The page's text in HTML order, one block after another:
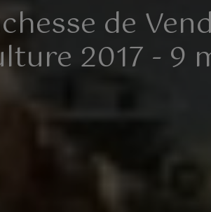
de
2017 - 9